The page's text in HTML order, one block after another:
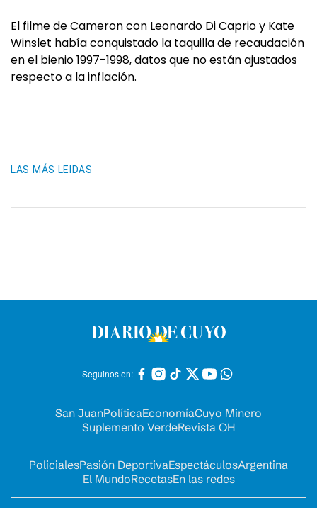
El filme de Cameron con Leonardo Di Caprio y Kate
Winslet había conquistado la taquilla de recaudación
en el bienio 1997-1998, datos que no están ajustados
respecto a la inflación.
LAS MÁS LEIDAS
Seguinos en:
San JuanPolíticaEconomíaCuyo Minero
Suplemento VerdeRevista OH
PolicialesPasión DeportivaEspectáculosArgentina
El MundoRecetasEn las redes